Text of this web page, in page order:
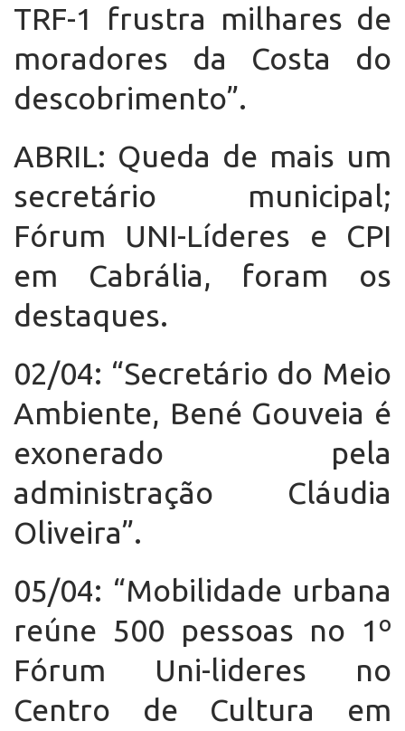
TRF-1 frustra milhares de
moradores da Costa do
descobrimento”.
ABRIL: Queda de mais um
secretário municipal;
Fórum UNI-Líderes e CPI
em Cabrália, foram os
destaques.
02/04: “Secretário do Meio
Ambiente, Bené Gouveia é
exonerado pela
administração Cláudia
Oliveira”.
05/04: “Mobilidade urbana
reúne 500 pessoas no 1º
Fórum Uni-lideres no
Centro de Cultura em